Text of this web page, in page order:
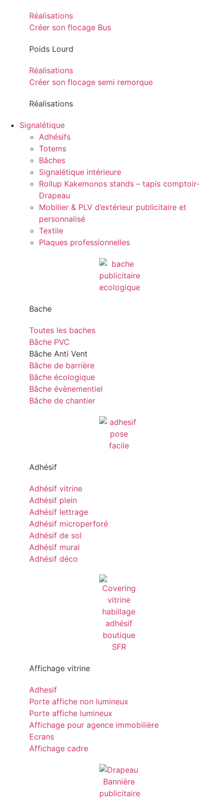
Réalisations
Créer son flocage Bus
Poids Lourd
Réalisations
Créer son flocage semi remorque
Réalisations
Signalétique
Adhésifs
Totems
Bâches
Signalétique intérieure
Rollup Kakemonos stands – tapis comptoir-
Drapeau
Mobilier & PLV d’extérieur publicitaire et
personnalisé
Textile
Plaques professionnelles
Bache
Toutes les baches
Bâche PVC
Bâche Anti Vent
Bâche de barrière
Bâche écologique
Bâche évènementiel
Bâche de chantier
Adhésif
Adhésif vitrine
Adhésif plein
Adhésif lettrage
Adhésif microperforé
Adhésif de sol
Adhésif mural
Adhésif déco
Affichage vitrine
Adhesif
Porte affiche non lumineux
Porte affiche lumineux
Affichage pour agence immobilière
Ecrans
Affichage cadre